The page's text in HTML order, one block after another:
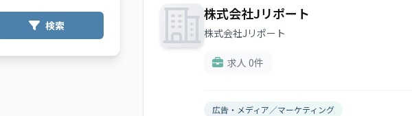
検索
株式会社Jリポート
株式会社Jリポート
求人 0件
広告・メディア／マーケティング